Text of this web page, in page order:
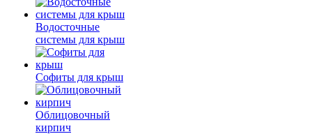
Водосточные
системы для крыш
Софиты для крыш
Облицовочный
кирпич